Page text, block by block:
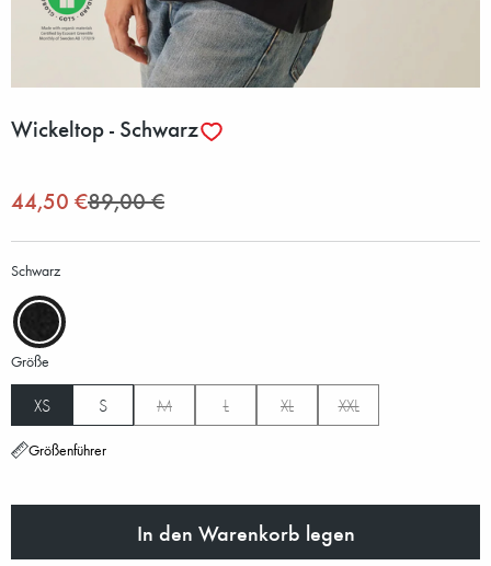
Wickeltop - Schwarz
44,50 €89,00 €
Schwarz
Größe
XS S M L XL XXL
Größenführer
In den Warenkorb legen